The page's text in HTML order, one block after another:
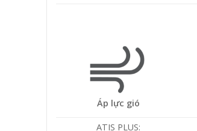
Áp lực gió
ATIS PLUS: